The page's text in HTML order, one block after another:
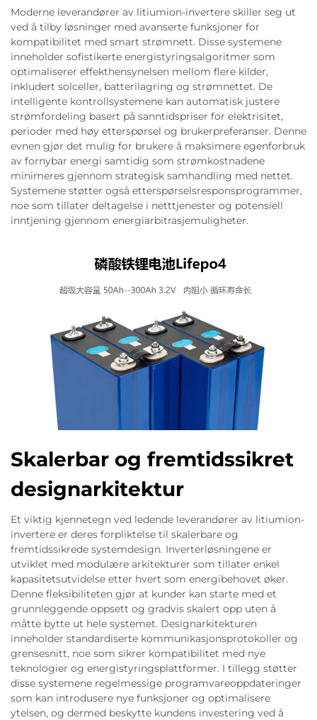
Moderne leverandører av litiumion-invertere skiller seg ut
ved å tilby løsninger med avanserte funksjoner for
kompatibilitet med smart strømnett. Disse systemene
inneholder sofistikerte energistyringsalgoritmer som
optimaliserer effekthensynelsen mellom flere kilder,
inkludert solceller, batterilagring og strømnettet. De
intelligente kontrollsystemene kan automatisk justere
strømfordeling basert på sanntidspriser for elektrisitet,
perioder med høy etterspørsel og brukerpreferanser. Denne
evnen gjør det mulig for brukere å maksimere egenforbruk
av fornybar energi samtidig som strømkostnadene
minimeres gjennom strategisk samhandling med nettet.
Systemene støtter også etterspørselsresponsprogrammer,
noe som tillater deltagelse i netttjenester og potensiell
inntjening gjennom energiarbitrasjemuligheter.
Skalerbar og fremtidssikret
designarkitektur
Et viktig kjennetegn ved ledende leverandører av litiumion-
invertere er deres forpliktelse til skalerbare og
fremtidssikrede systemdesign. Inverterløsningene er
utviklet med modulære arkitekturer som tillater enkel
kapasitetsutvidelse etter hvert som energibehovet øker.
Denne fleksibiliteten gjør at kunder kan starte med et
grunnleggende oppsett og gradvis skalert opp uten å
måtte bytte ut hele systemet. Designarkitekturen
inneholder standardiserte kommunikasjonsprotokoller og
grensesnitt, noe som sikrer kompatibilitet med nye
teknologier og energistyringsplattformer. I tillegg støtter
disse systemene regelmessige programvareoppdateringer
som kan introdusere nye funksjoner og optimalisere
ytelsen, og dermed beskytte kundens investering ved å